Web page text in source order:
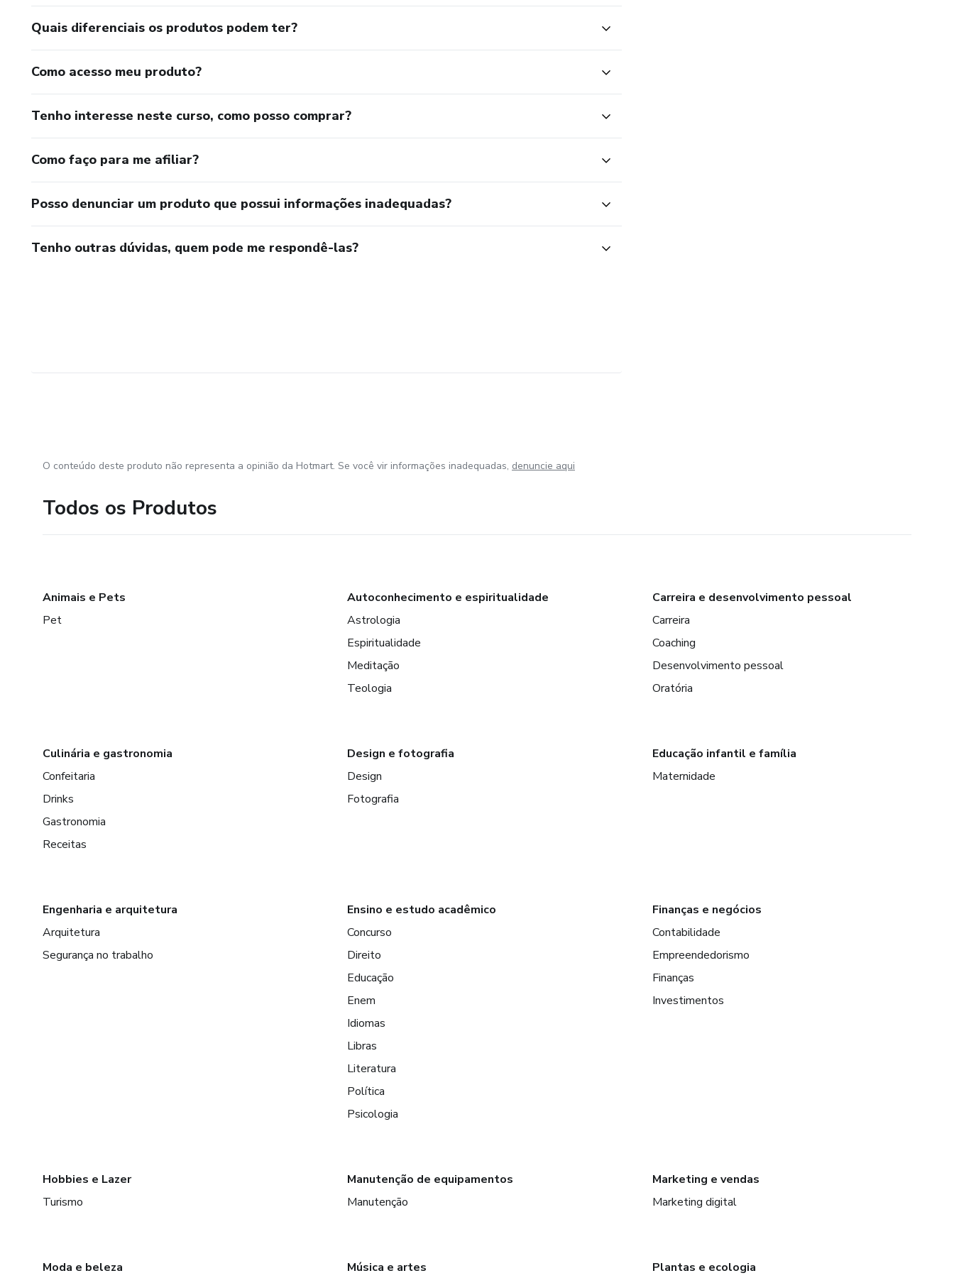
Quais diferenciais os produtos podem ter?
Como acesso meu produto?
Tenho interesse neste curso, como posso comprar?
Como faço para me afiliar?
Posso denunciar um produto que possui informações inadequadas?
Tenho outras dúvidas, quem pode me respondê-las?
O conteúdo deste produto não representa a opinião da Hotmart. Se você vir informações inadequadas, denuncie aqui
Todos os Produtos
Animais e Pets
Pet
Autoconhecimento e espiritualidade
Astrologia
Espiritualidade
Meditação
Teologia
Carreira e desenvolvimento pessoal
Carreira
Coaching
Desenvolvimento pessoal
Oratória
Culinária e gastronomia
Confeitaria
Drinks
Gastronomia
Receitas
Design e fotografia
Design
Fotografia
Educação infantil e família
Maternidade
Engenharia e arquitetura
Arquitetura
Segurança no trabalho
Ensino e estudo acadêmico
Concurso
Direito
Educação
Enem
Idiomas
Libras
Literatura
Política
Psicologia
Finanças e negócios
Contabilidade
Empreendedorismo
Finanças
Investimentos
Hobbies e Lazer
Turismo
Manutenção de equipamentos
Manutenção
Marketing e vendas
Marketing digital
Moda e beleza Música e artes Plantas e ecologia